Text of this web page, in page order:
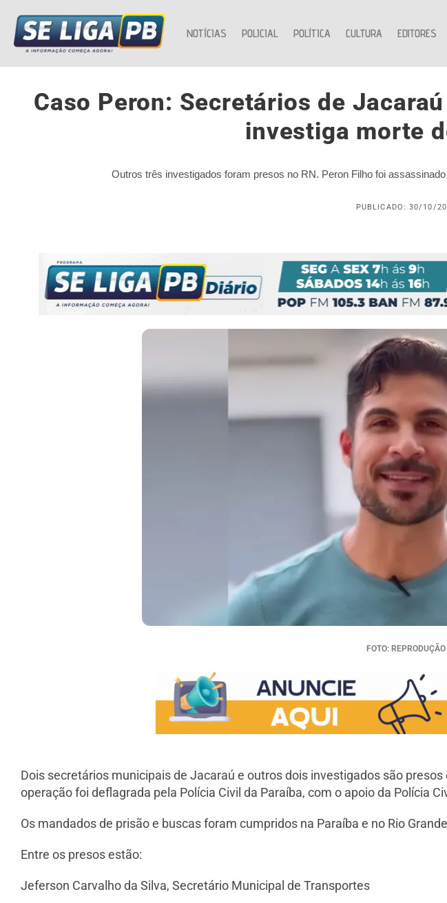
NOTÍCIAS POLICIAL POLÍTICA CULTURA EDITORES
Caso Peron: Secretários de
investiga morte
Outros três investigados foram presos no RN. Peron Filho foi
PUBLICADO: 30/10/
FOTO: REPRODUÇÃO
Dois secretários municipais de Jacaraú e outros dois investigados são
operação foi deflagrada pela Polícia Civil da Paraíba, com o apoio da Polícia
Os mandados de prisão e buscas foram cumpridos na Paraíba e no Rio
Entre os presos estão:
Jeferson Carvalho da Silva, Secretário Municipal de Transportes